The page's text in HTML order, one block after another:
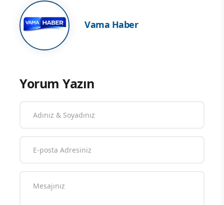
Vama Haber
Yorum Yazın